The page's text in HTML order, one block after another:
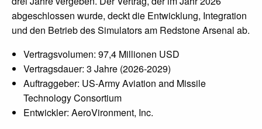
abgeschlossen wurde, deckt die Entwicklung, Integration
und den Betrieb des Simulators am Redstone Arsenal ab.
Vertragsvolumen: 97,4 Millionen USD
Vertragsdauer: 3 Jahre (2026-2029)
Auftraggeber: US-Army Aviation and Missile
Technology Consortium
Entwickler: AeroVironment, Inc.